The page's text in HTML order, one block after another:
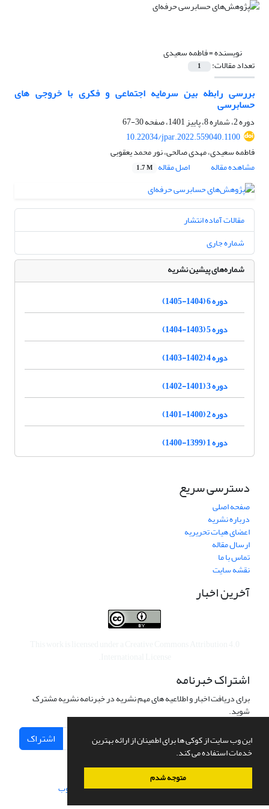
این وب سایت از کوکی ها برای اطمینان از ارائه بهترین
خدمات استفاده می کند.
متوجه شدم
نویسنده =فاطمه سعیدی
تعداد مقالات: 1
بررسی رابطه بین سرمایه اجتماعی و فکری با خروجی های
حسابرسی
دوره 2، شماره 8، پاییز 1401، صفحه
30-67
10.22034/jpar.2022.559040.1100
فاطمه سعیدی، مهدی صالحی، نور محمد یعقوبی
مشاهده مقاله
اصل مقاله 1.7 M
مقالات آماده انتشار
شماره جاری
شماره‌های پیشین نشریه
دوره 6 (1404-1405)
دوره 5 (1403-1404)
دوره 4 (1402-1403)
دوره 3 (1401-1402)
دوره 2 (1400-1401)
دوره 1 (1399-1400)
دسترسی سریع
صفحه اصلی
درباره نشریه
اعضای هیات تحریریه
ارسال مقاله
تماس با ما
نقشه سایت
آخرین اخبار
اشتراک خبرنامه
برای دریافت اخبار و اطلاعیه های مهم نشریه در خبرنامه نشریه مشترک
شوید.
اشتراک
سامانه مدیریت نشریات علمی.طراحی و پیاده سازی از سیناوب